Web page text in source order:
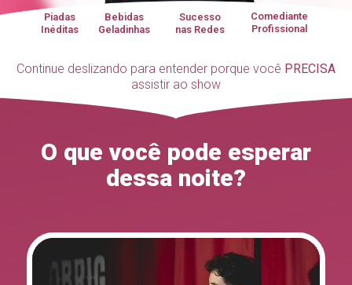
Piadas
Inéditas
Bebidas
Geladinhas
Sucesso
nas Redes
Comediante
Profissional
Continue deslizando para entender porque você PRECISA
assistir ao show
O que você pode esperar
dessa noite?